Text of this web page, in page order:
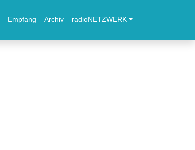
Empfang Archiv radioNETZWERK